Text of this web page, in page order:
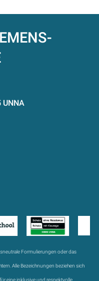
UNNA
Formulierungen oder das
Alle Bezeichnungen beziehen sich
eine inklusive und respektvolle